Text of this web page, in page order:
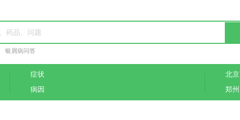
银屑病问答
症状
病因
北京
郑州